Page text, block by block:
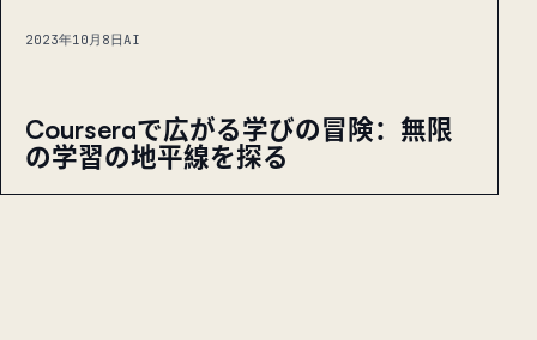
2023年10月8日 AI
Courseraで広がる学びの冒険：無限
の学習の地平線を探る